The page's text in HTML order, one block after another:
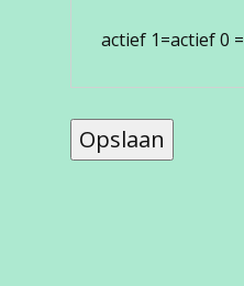
actief 1=actief 0